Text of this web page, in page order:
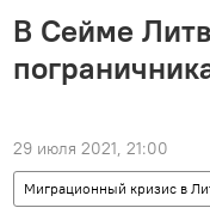
В Сейме
29 июля 2021, 21:00
Миграционный кризис в